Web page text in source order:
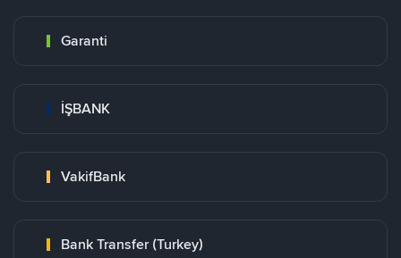
Garanti
İŞBANK
VakifBank
Bank Transfer (Turkey)